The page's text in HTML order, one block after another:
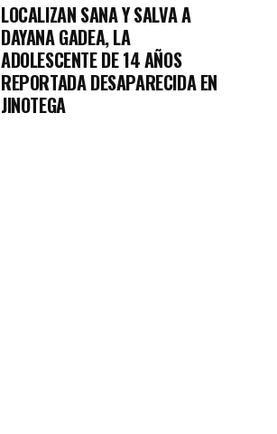
LOCALIZAN SANA Y SALVA A
DAYANA GADEA, LA
ADOLESCENTE DE 14 AÑOS
REPORTADA DESAPARECIDA EN
JINOTEGA